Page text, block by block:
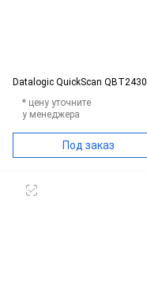
Datalogic QuickScan QBT2430
* цену уточните
у менеджера
Под заказ